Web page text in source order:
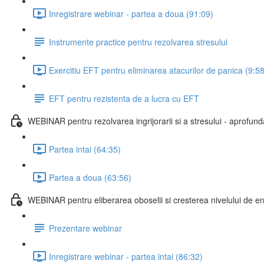
Inregistrare webinar - partea a doua (91:09)
Instrumente practice pentru rezolvarea stresului
Exercitiu EFT pentru eliminarea atacurilor de panica
EFT pentru rezistenta de a lucra cu EFT
WEBINAR pentru rezolvarea ingrijorarii si a stresului -
Partea intai (64:35)
Partea a doua (63:56)
WEBINAR pentru eliberarea oboselii si cresterea nivelului de
Prezentare webinar
Inregistrare webinar - partea intai (86:32)